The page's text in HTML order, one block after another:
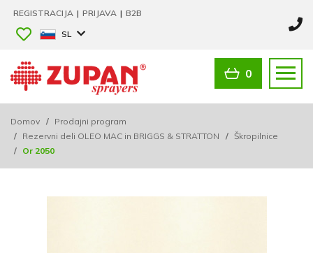
REGISTRACIJA | PRIJAVA | B2B
SL
0
Domov / Prodajni program
/ Rezervni deli OLEO MAC in BRIGGS & STRATTON / Škropilnice
/ Or 2050